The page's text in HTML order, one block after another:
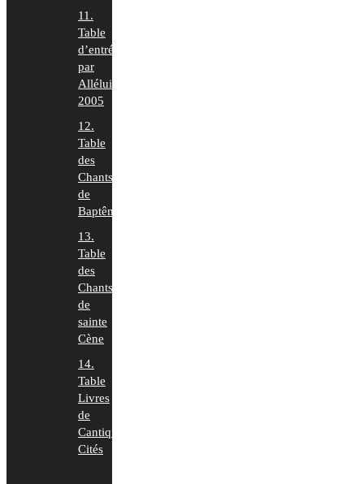
11.
Table
d’entrée
par
Alléluia
2005
12.
Table
des
Chants
de
Baptême
13.
Table
des
Chants
de
sainte
Cène
14.
Table
Livres
de
Cantiques
Cités